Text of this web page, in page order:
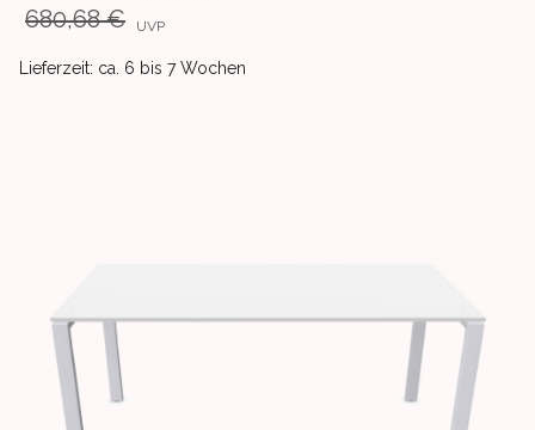
680,68 € UVP
Product delivery information
Lieferzeit: ca. 6 bis 7 Wochen